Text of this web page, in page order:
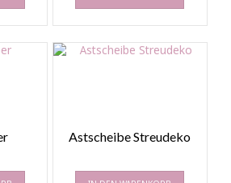
Astscheibe Streudeko